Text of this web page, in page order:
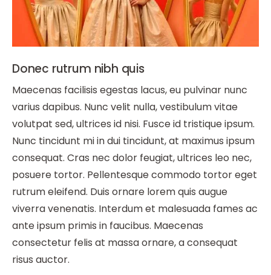
Donec rutrum nibh quis
Maecenas facilisis egestas lacus, eu pulvinar nunc
varius dapibus. Nunc velit nulla, vestibulum vitae
volutpat sed, ultrices id nisi. Fusce id tristique ipsum.
Nunc tincidunt mi in dui tincidunt, at maximus ipsum
consequat. Cras nec dolor feugiat, ultrices leo nec,
posuere tortor. Pellentesque commodo tortor eget
rutrum eleifend. Duis ornare lorem quis augue
viverra venenatis. Interdum et malesuada fames ac
ante ipsum primis in faucibus. Maecenas
consectetur felis at massa ornare, a consequat
risus auctor.